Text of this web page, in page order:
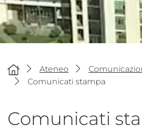
Ateneo
Comunicati stampa
Comunicati